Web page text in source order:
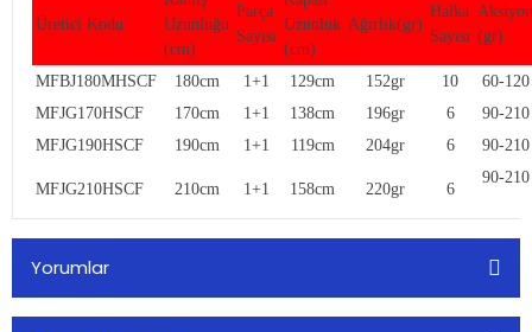
Üretici Kodu
Uzunluğu
(cm)
Parça
Sayısı
Uzunluk
(cm)
Ağırlık(gr)
Halka
Sayısı
Aksiyon
(gr)
MFBJ180MHSCF 180cm 1+1 129cm 152gr 10
60-120
MFJG170HSCF
170cm 1+1 138cm 196gr 6
90-210
MFJG190HSCF
190cm 1+1 119cm 204gr 6 90-210
MFJG210HSCF 210cm 1+1 158cm 220gr 6
90-210
Yorumlar